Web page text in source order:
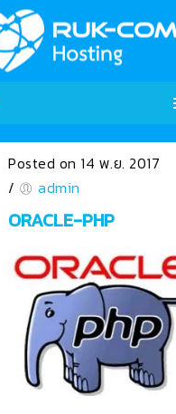
Posted on 14 พ.ย. 2017
/
admin
ORACLE-PHP